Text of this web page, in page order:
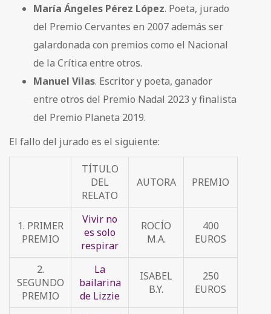
María Ángeles Pérez López. Poeta, jurado
del Premio Cervantes en 2007 además ser
galardonada con premios como el Nacional
de la Crítica entre otros.
Manuel Vilas. Escritor y poeta, ganador
entre otros del Premio Nadal 2023 y finalista
del Premio Planeta 2019.
El fallo del jurado es el siguiente:
TÍTULO
DEL
RELATO
AUTORA PREMIO
1. PRIMER
PREMIO
Vivir no
es solo
respirar
ROCÍO
M.A.
400
EUROS
2.
SEGUNDO
PREMIO
La
bailarina
de Lizzie
ISABEL
B.Y.
250
EUROS